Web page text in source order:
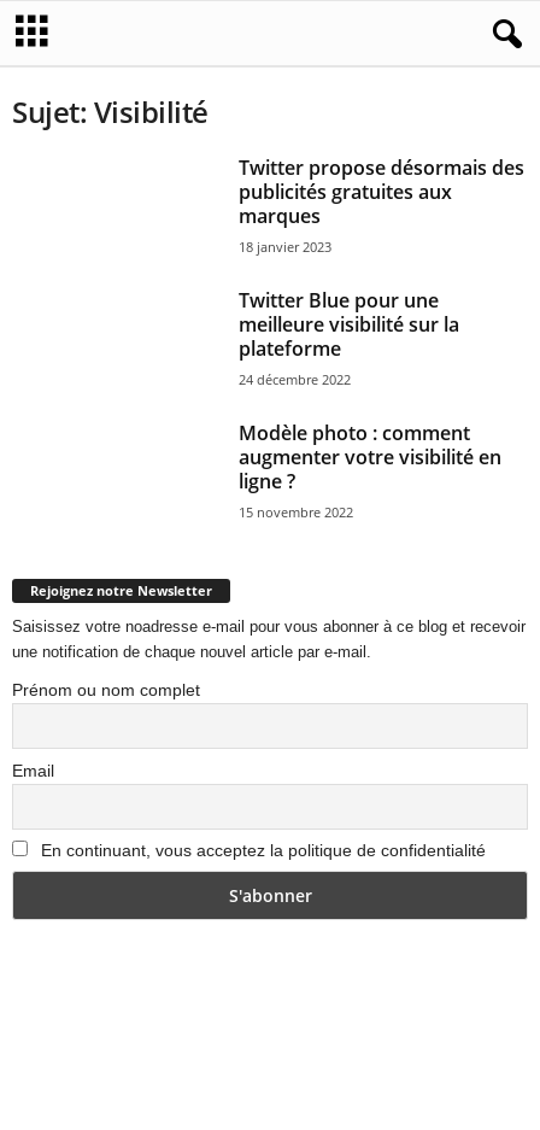
Sujet: Visibilité
Twitter propose désormais des
publicités gratuites aux
marques
18 janvier 2023
Twitter Blue pour une
meilleure visibilité sur la
plateforme
24 décembre 2022
Modèle photo : comment
augmenter votre visibilité en
ligne ?
15 novembre 2022
Rejoignez notre Newsletter
Saisissez votre noadresse e-mail pour vous abonner à ce blog et recevoir
une notification de chaque nouvel article par e-mail.
Prénom ou nom complet
Email
En continuant, vous acceptez la politique de confidentialité